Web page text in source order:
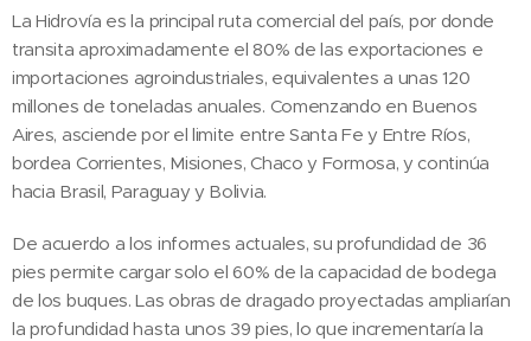
La Hidrovía es la principal ruta comercial del país, por donde
transita aproximadamente el 80% de las exportaciones e
importaciones agroindustriales, equivalentes a unas 120
millones de toneladas anuales. Comenzando en Buenos
Aires, asciende por el limite entre Santa Fe y Entre Ríos,
bordea Corrientes, Misiones, Chaco y Formosa, y continúa
hacia Brasil, Paraguay y Bolivia.
De acuerdo a los informes actuales, su profundidad de 36
pies permite cargar solo el 60% de la capacidad de bodega
de los buques. Las obras de dragado proyectadas ampliarían
la profundidad hasta unos 39 pies, lo que incrementaría la